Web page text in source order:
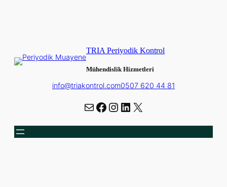
TRIA Periyodik Kontrol
Mühendislik Hizmetleri
info@triakontrol.com0507 620 44 81